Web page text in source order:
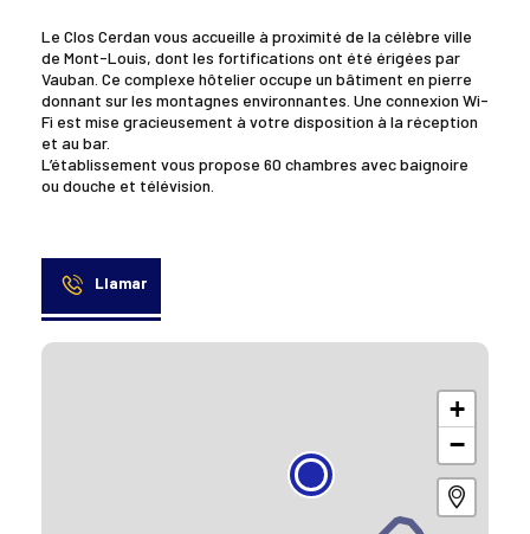
Le Clos Cerdan vous accueille à proximité de la célèbre ville
de Mont-Louis, dont les fortifications ont été érigées par
Vauban. Ce complexe hôtelier occupe un bâtiment en pierre
donnant sur les montagnes environnantes. Une connexion Wi-
Fi est mise gracieusement à votre disposition à la réception
et au bar.
L’établissement vous propose 60 chambres avec baignoire
ou douche et télévision.
Llamar
+
−